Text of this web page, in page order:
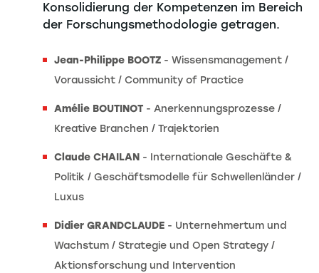
Konsolidierung der Kompetenzen im Bereich
der Forschungsmethodologie getragen.
Jean-Philippe BOOTZ - Wissensmanagement /
Voraussicht / Community of Practice
Amélie BOUTINOT - Anerkennungsprozesse /
Kreative Branchen / Trajektorien
Claude CHAILAN - Internationale Geschäfte &
Politik / Geschäftsmodelle für Schwellenländer /
Luxus
Didier GRANDCLAUDE - Unternehmertum und
Wachstum / Strategie und Open Strategy /
Aktionsforschung und Intervention